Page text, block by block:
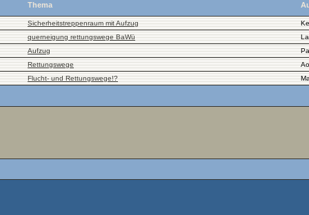
Thema
Sicherheitstreppenraum mit Aufzug
querneigung rettungswege BaWü
Aufzug
Rettungswege
Flucht- und Rettungswege!?